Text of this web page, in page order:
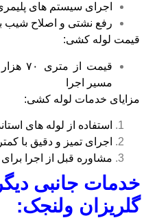
اجرای سیستم‌ های پلیمری،
رفع نشتی و اصلاح شیب‌
قیمت لوله کشی:
قیمت
مسیر اجرا
مزایای خدمات لوله کشی:
استفاده از لوله‌ های
اجرای تمیز و دقیق با
مشاوره قبل از اجرا
خدمات جانبی
گلریزان ولنجک: